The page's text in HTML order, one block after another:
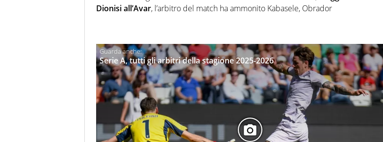
Dionisi all’Avar, l’arbitro del match ha ammonito Kabasele, Obrador
Serie A, tutti gli arbitri della stagione 2025-2026